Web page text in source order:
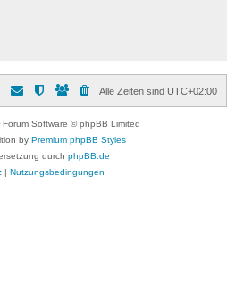
Alle Zeiten sind UTC+02:00
Forum Software © phpBB Limited
by Premium phpBB Styles
durch phpBB.de
| Nutzungsbedingungen